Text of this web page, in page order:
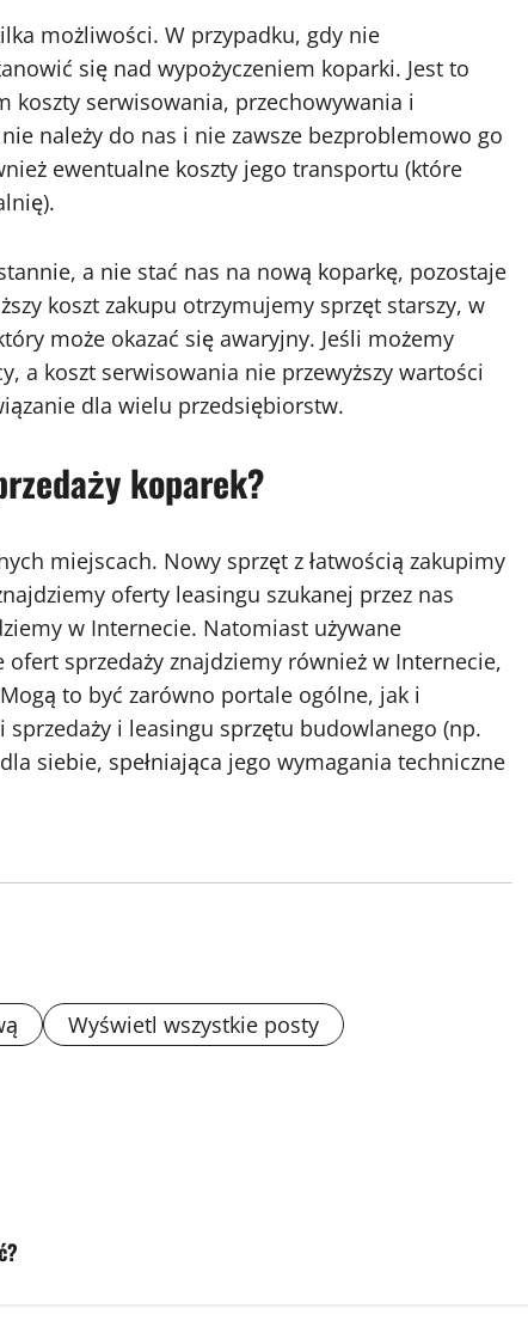
możliwości. W przypadku, gdy nie
się nad wypożyczeniem koparki. Jest to
koszty serwisowania, przechowywania i
należy do nas i nie zawsze bezproblemowo go
ewentualne koszty jego transportu (które
a nie stać nas na nową koparkę, pozostaje
koszt zakupu otrzymujemy sprzęt starszy, w
może okazać się awaryjny. Jeśli możemy
a koszt serwisowania nie przewyższy wartości
dla wielu przedsiębiorstw.
koparek?
miejscach. Nowy sprzęt z łatwością zakupimy
oferty leasingu szukanej przez nas
w Internecie. Natomiast używane
sprzedaży znajdziemy również w Internecie,
to być zarówno portale ogólne, jak i
i leasingu sprzętu budowlanego (np.
siebie, spełniająca jego wymagania techniczne
Wyświetl wszystkie posty